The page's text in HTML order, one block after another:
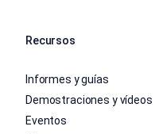
Recursos
Informes y guías
Demostraciones y vídeos
Eventos